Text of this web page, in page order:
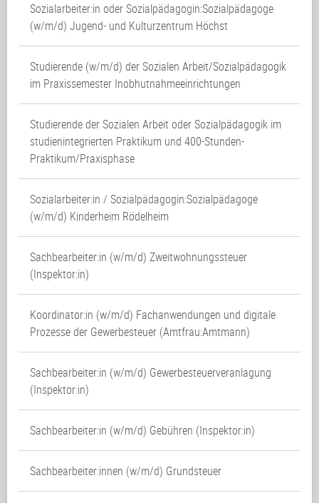
Sozialarbeiter:in oder Sozialpädagogin:Sozialpädagoge
(w/m/d) Jugend- und Kulturzentrum Höchst
Studierende (w/m/d) der Sozialen Arbeit/Sozialpädagogik
im Praxissemester Inobhutnahmeeinrichtungen
Studierende der Sozialen Arbeit oder Sozialpädagogik im
studienintegrierten Praktikum und 400-Stunden-
Praktikum/Praxisphase
Sozialarbeiter:in / Sozialpädagogin:Sozialpädagoge
(w/m/d) Kinderheim Rödelheim
Sachbearbeiter:in (w/m/d) Zweitwohnungssteuer
(Inspektor:in)
Koordinator:in (w/m/d) Fachanwendungen und digitale
Prozesse der Gewerbesteuer (Amtfrau:Amtmann)
Sachbearbeiter:in (w/m/d) Gewerbesteuerveranlagung
(Inspektor:in)
Sachbearbeiter:in (w/m/d) Gebühren (Inspektor:in)
Sachbearbeiter:innen (w/m/d) Grundsteuer